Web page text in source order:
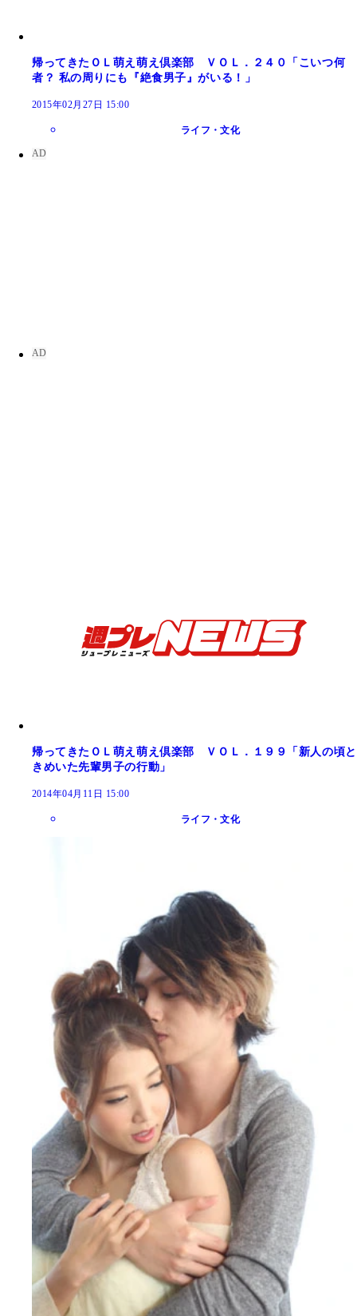
帰ってきたＯＬ萌え萌え倶楽部 ＶＯＬ．２４０「こいつ何
者？ 私の周りにも『絶食男子』がいる！」
2015年02月27日 15:00
ライフ・文化
帰ってきたＯＬ萌え萌え倶楽部 ＶＯＬ．１９９「新人の頃と
きめいた先輩男子の行動」
2014年04月11日 15:00
ライフ・文化